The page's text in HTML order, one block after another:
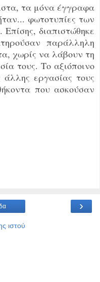
τα μόνα έγγραφα
φωτοτυπίες των
διαπιστώθηκε
παράλληλη
χωρίς να λάβουν τη
τους. Το αξιόποινο
άλλης εργασίας τους
που ασκούσαν
›
ιστού